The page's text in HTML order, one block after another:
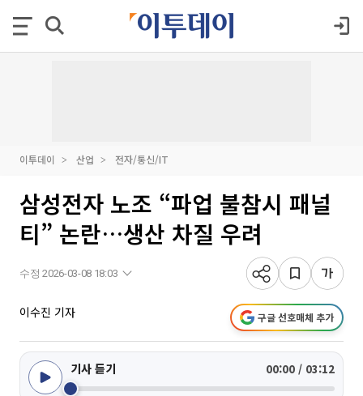
이투데이 산업 전자/통신/IT
삼성전자 노조 “파업 불참시 패널
티” 논란…생산 차질 우려
수정 2026-03-08 18:03
이수진 기자 구글 선호매체 추가
기사 듣기 00:00 / 03:12